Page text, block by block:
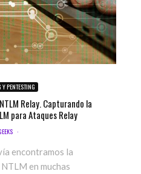
PENTESTING
Relay. Capturando la
para Ataques Relay
·
encontramos la
en muchas